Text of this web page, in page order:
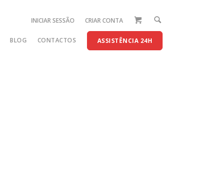
INICIAR SESSÃO CRIAR CONTA
BLOG CONTACTOS ASSISTÊNCIA 24H